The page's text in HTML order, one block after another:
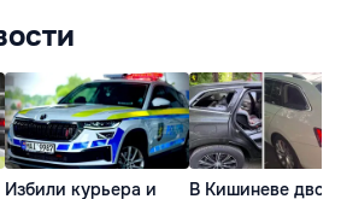
Избили курьера и
В Кишиневе двое